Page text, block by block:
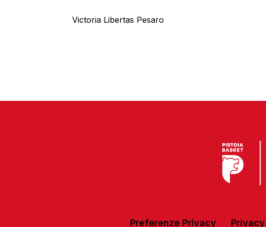
Victoria Libertas Pesaro
Preferenze Privacy